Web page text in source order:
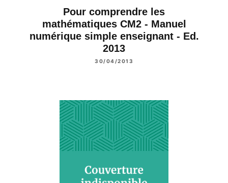
Pour comprendre les
mathématiques CM2 - Manuel
numérique simple enseignant - Ed.
2013
30/04/2013